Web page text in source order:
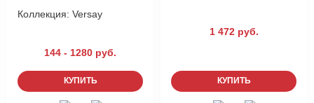
Коллекция: Versay
144 - 1280 руб.
КУПИТЬ
1 472 руб.
КУПИТЬ